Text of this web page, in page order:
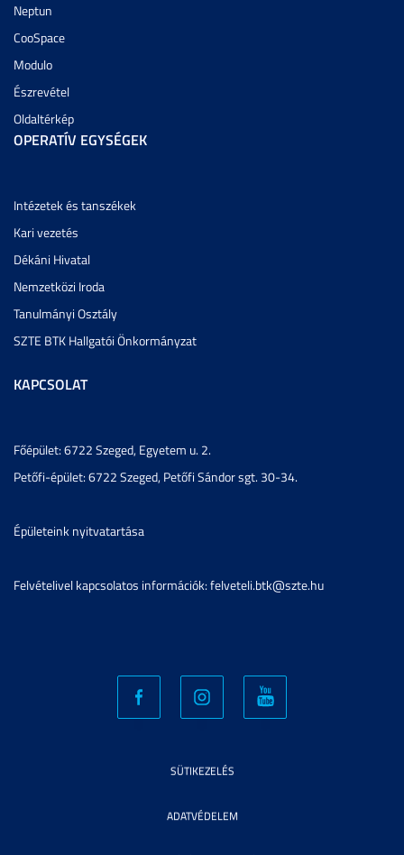
Neptun
CooSpace
Modulo
Észrevétel
Oldaltérkép
OPERATÍV EGYSÉGEK
Intézetek és tanszékek
Kari vezetés
Dékáni Hivatal
Nemzetközi Iroda
Tanulmányi Osztály
SZTE BTK Hallgatói Önkormányzat
KAPCSOLAT
Főépület: 6722 Szeged, Egyetem u. 2.
Petőfi-épület: 6722 Szeged, Petőfi Sándor sgt. 30-34.
Épületeink nyitvatartása
Felvételivel kapcsolatos információk: felveteli.btk@szte.hu
SÜTIKEZELÉS
ADATVÉDELEM